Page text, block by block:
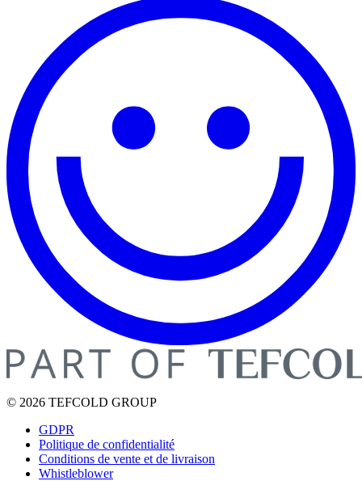
© 2026 TEFCOLD GROUP
GDPR
Politique de confidentialité
Conditions de vente et de livraison
Whistleblower